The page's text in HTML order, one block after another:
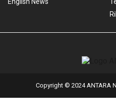
English News
Copyright © 2024 ANTARA